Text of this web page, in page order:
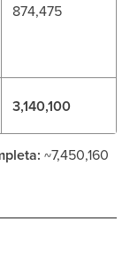
874,475
3,140,100
~7,450,160